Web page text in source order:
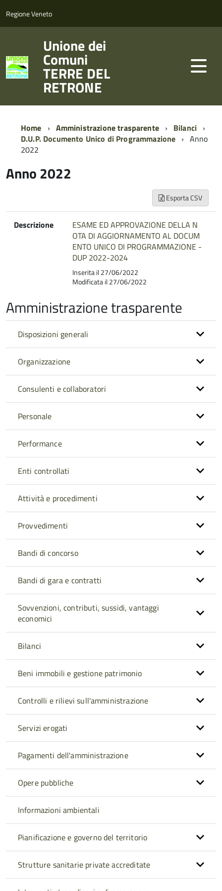
Regione Veneto
Unione dei
Comuni
TERRE DEL
RETRONE
Home Amministrazione trasparente
Bilanci
D.U.P. Documento Unico di Programmazione
Anno
2022
Anno 2022
Esporta CSV
Descrizione
ESAME ED APPROVAZIONE DELLA N
OTA DI AGGIORNAMENTO AL DOCUM
ENTO UNICO DI PROGRAMMAZIONE -
DUP 2022-2024
Inserita il 27/06/2022
Modificata il 27/06/2022
Amministrazione trasparente
Disposizioni generali
Organizzazione
Consulenti e collaboratori
Personale
Performance
Enti controllati
Attività e procedimenti
Provvedimenti
Bandi di concorso
Bandi di gara e contratti
Sovvenzioni, contributi, sussidi, vantaggi
economici
Bilanci
Beni immobili e gestione patrimonio
Controlli e rilievi sull'amministrazione
Servizi erogati
Pagamenti dell'amministrazione
Opere pubbliche
Informazioni ambientali
Pianificazione e governo del territorio
Strutture sanitarie private accreditate